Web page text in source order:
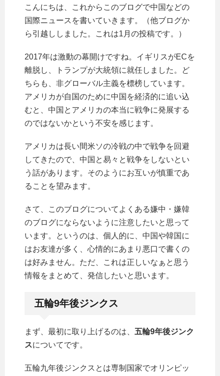
こんにちは、これからこのブログで中国などの
国際ニュースを書いていきます。（他ブログか
ら引越ししました。これは1月の投稿です。）
2017年は激動の幕開けですね。イギリスがECを
離脱し、トランプが大統領に就任しました。ど
ちらも、非グローバル主義を標榜しています。
アメリカが自国のために中国を経済的に追い込
むと、中国とアメリカの本当に戦争に発展する
のではないかという不安を感じます。
アメリカは長い間米ソの冷戦の中で戦争を回避
してきたので、中国と易々と戦争をしないとい
う話があります。そのようにお互いが慎重であ
ることを望みます。
さて、このブログについてよくある嫌中・嫌韓
のブログにならないように注意したいと思って
います。というのは、個人的に、中国や韓国に
はお友達が多く、心情的にあまり悪口で書くの
は好みません。ただ、これは正しいなぁと思う
情報をまとめて、発信したいと思います。
五輪9年後ジンクス
まず、最初に取り上げるのは、 五輪9年後ジンク
スについてです。
五輪九年後ジンクスとは専制国家でオリンピッ